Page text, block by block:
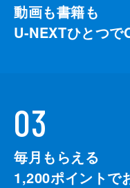
動画も書籍も
U-NEXTひとつで
03
毎月もらえる
1,200ポイントで